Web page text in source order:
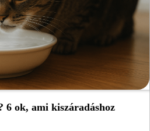
6 ok, ami kiszáradáshoz